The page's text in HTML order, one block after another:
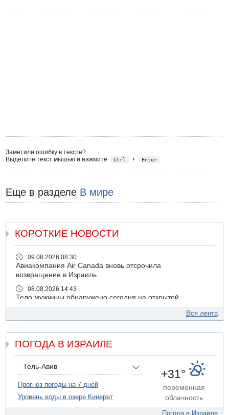
Заметили ошибку в тексте?
Выделите текст мышью и нажмите
Ctrl + Enter
Еще в разделе В мире
КОРОТКИЕ НОВОСТИ
09.08.2026 08:30
Авиакомпания Air Canada вновь отсрочила
возвращение в Израиль
08.08.2026 14:43
Тело мужчины обнаружено сегодня на открытой
08.08.2026 11:02
07.08.2026 20:41
Ynet: "Хизбалла" запустила БПЛА со взрывчаткой по
силам ЦАХАЛ
Вся лента
ПОГОДА В ИЗРАИЛЕ
Тель-Авив
Прогноз погоды на 7 дней
Уровень воды в озере Кинерет
+31°
переменная
облачность
Погода в Израиле